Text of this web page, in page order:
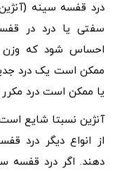
درد قفسه سینه
سفتی یا درد در
احساس شود که وزن
ممکن است یک درد
یا ممکن است درد مکرر
آنژین نسبتا شایع
از انواع دیگر درد
دهند. اگر درد قفسه